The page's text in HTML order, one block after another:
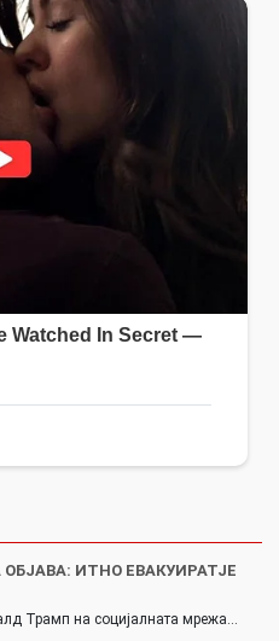
ИТНО ЕВАКУИРАТЈЕ
Трамп на социјалната мрежа…